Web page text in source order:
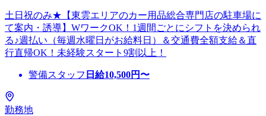
土日祝のみ★【東雲エリアのカー用品総合専門店の駐車場に
て案内・誘導】WワークOK！1週間ごとにシフトを決められ
る♪週払い（毎週水曜日がお給料日）＆交通費全額支給＆直
行直帰OK！未経験スタート9割以上！
警備スタッフ 日給10,500円〜
勤務地